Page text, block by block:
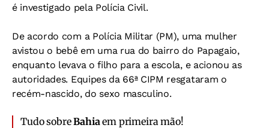
é investigado pela Polícia Civil.
De acordo com a Polícia Militar (PM), uma mulher
avistou o bebê em uma rua do bairro do Papagaio,
enquanto levava o filho para a escola, e acionou as
autoridades. Equipes da 66ª CIPM resgataram o
recém-nascido, do sexo masculino.
Tudo sobreBahia em primeira mão!